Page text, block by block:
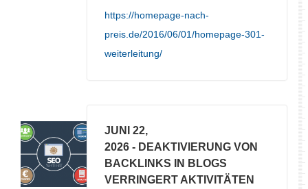
https://homepage-nach-
preis.de/2016/06/01/homepage-301-
weiterleitung/
JUNI 22,
2026 - DEAKTIVIERUNG VON
BACKLINKS IN BLOGS
VERRINGERT AKTIVITÄTEN